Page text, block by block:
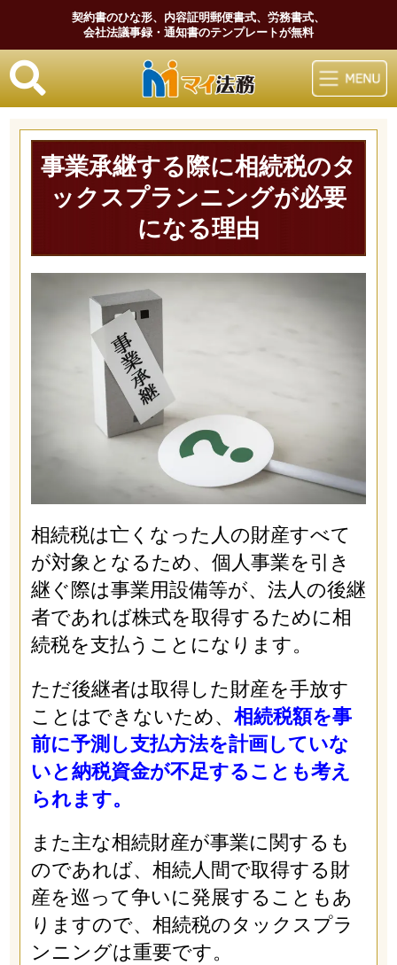
契約書のひな形、内容証明郵便書式、労務書式、
会社法議事録・通知書のテンプレートが無料
マイ法務
事業承継する際に相続税のタ
ックスプランニングが必要
になる理由
相続税は亡くなった人の財産すべて
が対象となるため、個人事業を引き
継ぐ際は事業用設備等が、法人の後継
者であれば株式を取得するために相
続税を支払うことになります。
ただ後継者は取得した財産を手放す
ことはできないため、 相続税額を事
前に予測し支払方法を計画していな
いと納税資金が不足することも考え
られます。
また主な相続財産が事業に関するも
のであれば、相続人間で取得する財
産を巡って争いに発展することもあ
りますので、相続税のタックスプラ
ンニングは重要です。